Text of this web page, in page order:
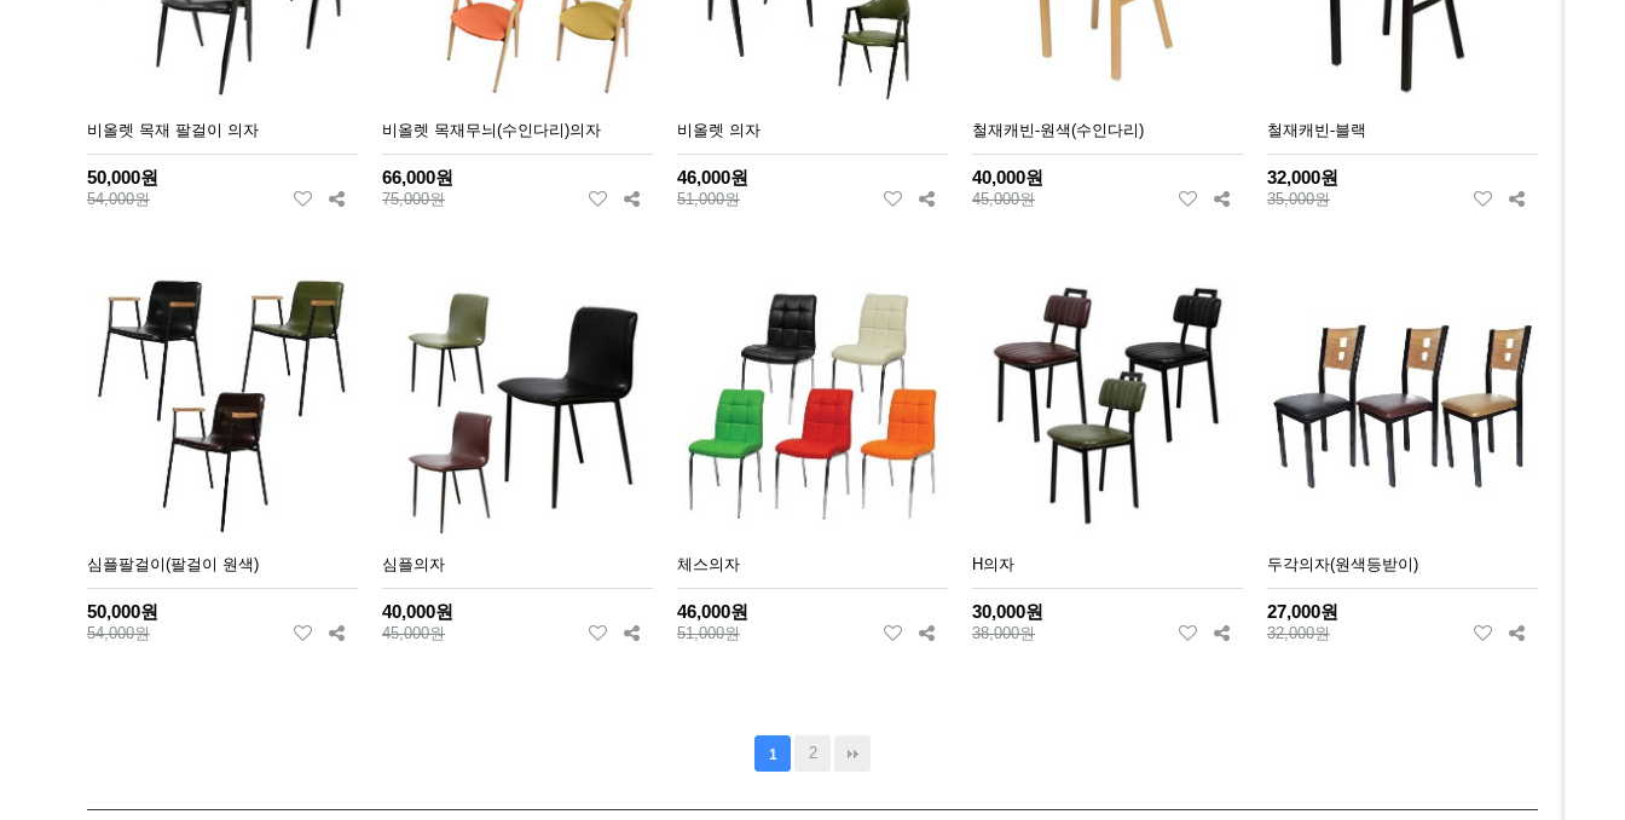
비올렛 목재 팔걸이 의자
50,000원
54,000원
비올렛 목재무늬(수인다리)의자
66,000원
75,000원
비올렛 의자
46,000원
51,000원
철재캐빈-원색(수인다리)
40,000원
45,000원
철재캐빈-블랙
32,000원
35,000원
심플팔걸이(팔걸이 원색)
50,000원
54,000원
심플의자
40,000원
45,000원
체스의자
46,000원
51,000원
H의자
30,000원
38,000원
두각의자(원색등받이)
27,000원
32,000원
1 2